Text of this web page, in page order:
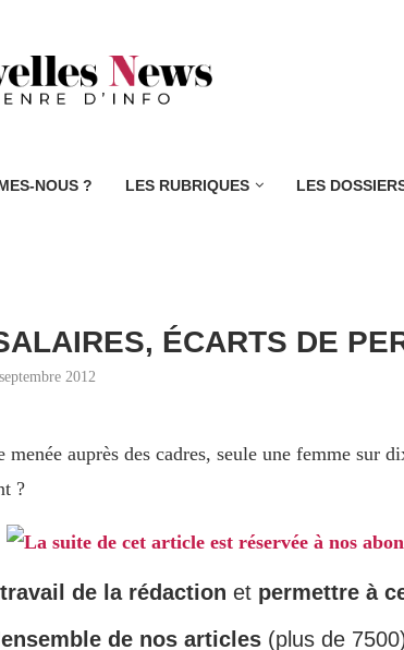
NOUS ? LES RUBRIQUES LES
ÉCARTS DE
2012
menée auprès des cadres, seule une femme sur
?
La suite de cet article est réservée à nos
de la rédaction et permettre à
de nos articles (plus de